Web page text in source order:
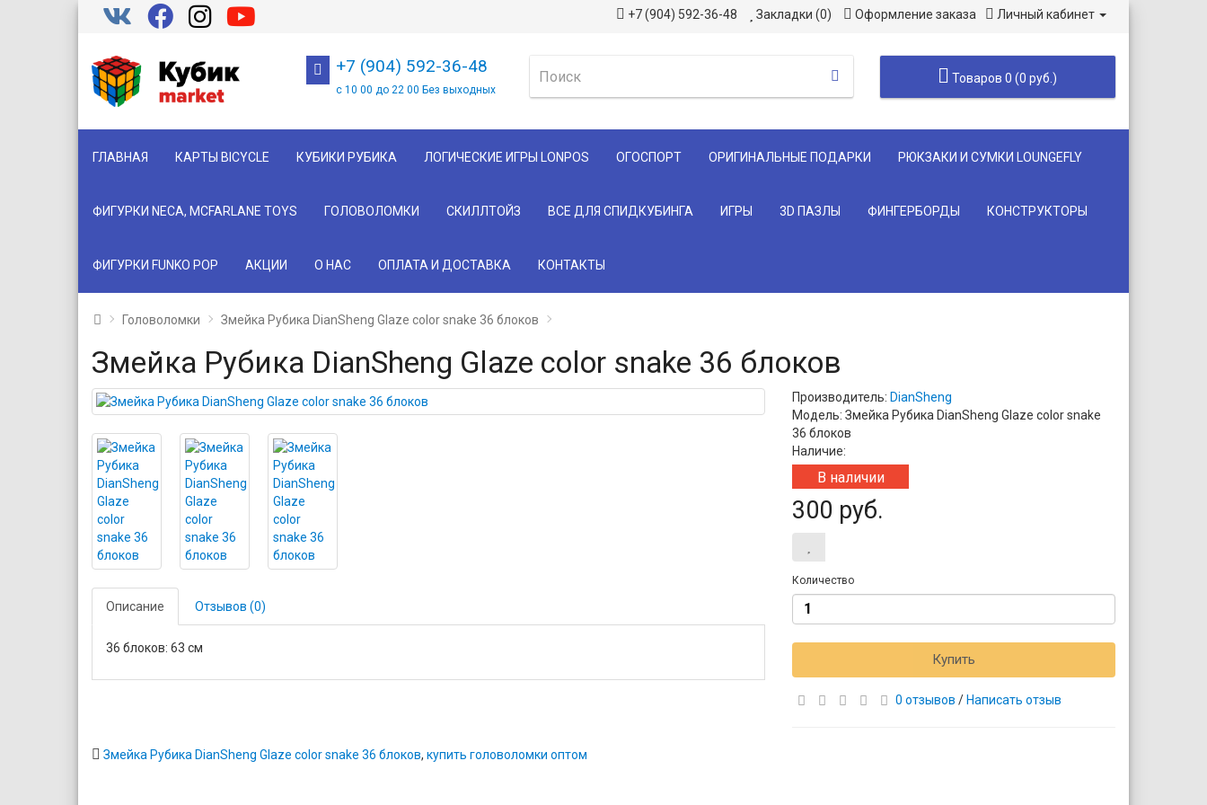
+7 (904) 592-36-48 Закладки (0) Оформление заказа Личный кабинет
+7 (904) 592-36-48
с 10 00 до 22 00 Без выходных
Товаров 0 (0 руб.)
ГЛАВНАЯ КАРТЫ BICYCLE КУБИКИ РУБИКА ЛОГИЧЕСКИЕ ИГРЫ LONPOS ОГОСПОРТ ОРИГИНАЛЬНЫЕ ПОДАРКИ РЮКЗАКИ И СУМКИ LOUNGEFLY
ФИГУРКИ NECA, MCFARLANE TOYS ГОЛОВОЛОМКИ СКИЛЛТОЙЗ ВСЕ ДЛЯ СПИДКУБИНГА ИГРЫ 3D ПАЗЛЫ ФИНГЕРБОРДЫ КОНСТРУКТОРЫ
ФИГУРКИ FUNKO POP АКЦИИ О НАС ОПЛАТА И ДОСТАВКА КОНТАКТЫ
Головоломки Змейка Рубика DianSheng Glaze color snake 36 блоков
Змейка Рубика DianSheng Glaze color snake 36 блоков
Описание Отзывов (0)
36 блоков: 63 см
Производитель: DianSheng
Модель: Змейка Рубика DianSheng Glaze color snake
36 блоков
Наличие:
В наличии
300 руб.
Количество
Купить
0 отзывов / Написать отзыв
Змейка Рубика DianSheng Glaze color snake 36 блоков, купить головоломки оптом